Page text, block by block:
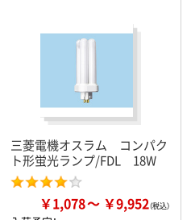
三菱電機オスラム コンパク
ト形蛍光ランプ/FDL 18W
￥1,078 ￥9,952